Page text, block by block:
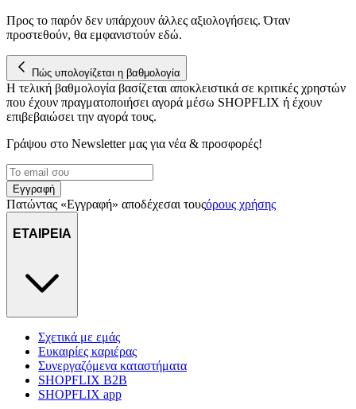
Προς το παρόν δεν υπάρχουν άλλες αξιολογήσεις. Όταν
προστεθούν, θα εμφανιστούν εδώ.
Πώς υπολογίζεται η βαθμολογία
Η τελική βαθμολογία βασίζεται αποκλειστικά σε κριτικές χρηστών
που έχουν πραγματοποιήσει αγορά μέσω SHOPFLIX ή έχουν
επιβεβαιώσει την αγορά τους.
Γράψου στο Νewsletter μας για νέα & προσφορές!
Εγγραφή
Πατώντας «Εγγραφή» αποδέχεσαι τουςόρους χρήσης
ΕΤΑΙΡΕΙΑ
Σχετικά με εμάς
Ευκαιρίες καριέρας
Συνεργαζόμενα καταστήματα
SHOPFLIX B2B
SHOPFLIX app